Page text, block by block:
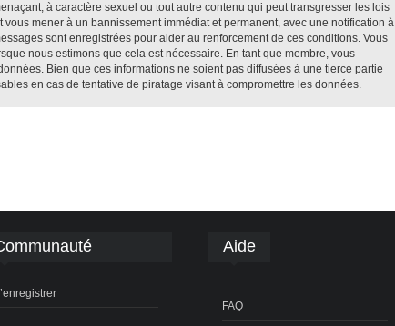
à caractère sexuel ou tout autre contenu qui peut transgresser les lois
mener à un bannissement immédiat et permanent, avec une notification à
sont enregistrées pour aider au renforcement de ces conditions. Vous
nous estimons que cela est nécessaire. En tant que membre, vous
Bien que ces informations ne soient pas diffusées à une tierce partie
en cas de tentative de piratage visant à compromettre les données.
Aide
FAQ